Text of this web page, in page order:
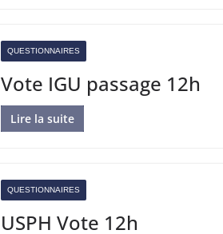
QUESTIONNAIRES
Vote IGU passage 12h
Lire la suite
QUESTIONNAIRES
USPH Vote 12h